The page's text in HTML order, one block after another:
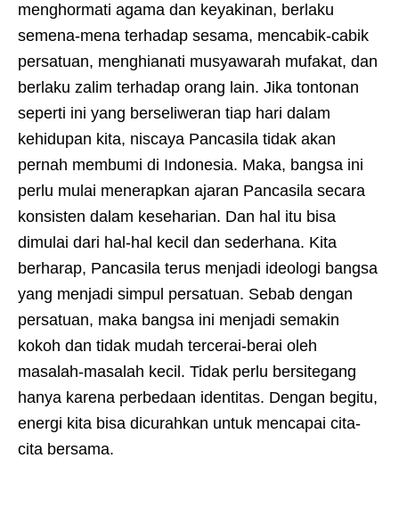
menghormati agama dan keyakinan, berlaku
semena-mena terhadap sesama, mencabik-cabik
persatuan, menghianati musyawarah mufakat, dan
berlaku zalim terhadap orang lain. Jika tontonan
seperti ini yang berseliweran tiap hari dalam
kehidupan kita, niscaya Pancasila tidak akan
pernah membumi di Indonesia. Maka, bangsa ini
perlu mulai menerapkan ajaran Pancasila secara
konsisten dalam keseharian. Dan hal itu bisa
dimulai dari hal-hal kecil dan sederhana. Kita
berharap, Pancasila terus menjadi ideologi bangsa
yang menjadi simpul persatuan. Sebab dengan
persatuan, maka bangsa ini menjadi semakin
kokoh dan tidak mudah tercerai-berai oleh
masalah-masalah kecil. Tidak perlu bersitegang
hanya karena perbedaan identitas. Dengan begitu,
energi kita bisa dicurahkan untuk mencapai cita-
cita bersama.